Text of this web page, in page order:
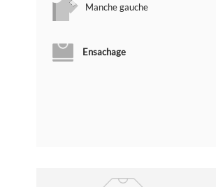
Manche gauche
Ensachage